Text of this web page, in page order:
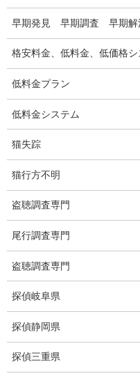
Toshin.Sakuraビル 10F
ベストビル6B
【出張面談いたします】
子供のお迎え、パート、お仕
愛知県内でご面談場所のご
ださい。
早期発見 早期調査 早期解
格安料金、低料金、低価格
低料金プラン
低料金システム
猫失踪
猫行方不明
盗聴調査専門
尾行調査専門
盗聴調査専門
探偵岐阜県
探偵静岡県
探偵三重県